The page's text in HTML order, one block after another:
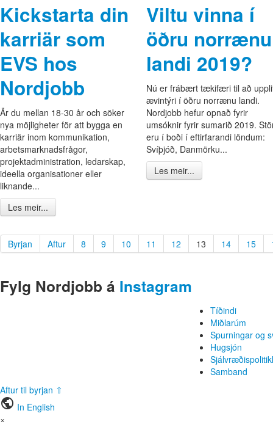
Kickstarta din
karriär som
EVS hos
Nordjobb
Är du mellan 18-30 år och söker
nya möjligheter för att bygga en
karriär inom kommunikation,
arbetsmarknadsfrågor,
projektadministration, ledarskap,
ideella organisationer eller
liknande...
Les meir...
Viltu vinna í
öðru norrænu
landi 2019?
Nú er frábært tækifæri til að
ævintýri í öðru norrænu landi.
Nordjobb hefur opnað fyrir
umsóknir fyrir sumarið 2019.
eru í boði í eftirfarandi löndum:
Svíþjóð, Danmörku...
Les meir...
Byrjan Aftur 8 9 10 11 12 13 14 15
Fylg Nordjobb á Instagram
Tíðindi
Miðlarúm
Spurningar og
Hugsjón
Samband
Aftur til byrjan ⇧
public In English
×